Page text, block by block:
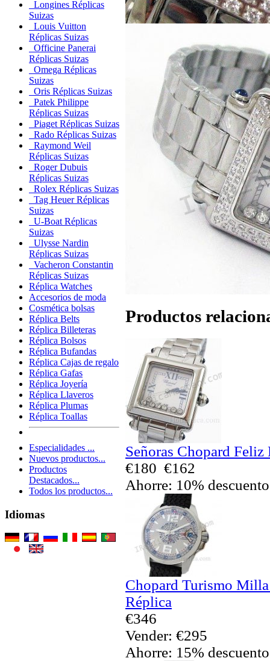
Longines Réplicas
Suizas
Louis Vuitton
Réplicas Suizas
Officine Panerai
Réplicas Suizas
Omega Réplicas
Suizas
Oris Réplicas Suizas
Patek Philippe
Réplicas Suizas
Piaget Réplicas Suizas
Rado Réplicas Suizas
Raymond Weil
Réplicas Suizas
Roger Dubuis
Réplicas Suizas
Rolex Réplicas Suizas
Tag Heuer Réplicas
Suizas
U-Boat Réplicas
Suizas
Ulysse Nardin
Réplicas Suizas
Vacheron Constantin
Réplicas Suizas
Réplica Watches
Accesorios de moda
Cosmética bolsas
Réplica Belts
Réplica Billeteras
Réplica Bolsos
Réplica Bufandas
Réplica Cajas de regalo
Réplica Gafas
Réplica Joyería
Réplica Llaveros
Réplica Plumas
Réplica Toallas
Especialidades ...
Nuevos productos...
Productos
Destacados...
Todos los productos...
Idiomas
Productos
Señoras Chopard
€180 €162
Ahorre: 10% descuento
Chopard Turismo
Réplica
€346
Vender: €295
Ahorre: 15% descuento